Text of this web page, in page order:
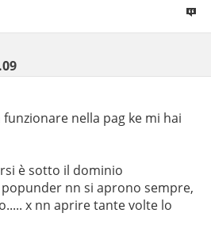
nella pag ke mi hai
è sotto il dominio
nn si aprono sempre,
x nn aprire tante volte lo